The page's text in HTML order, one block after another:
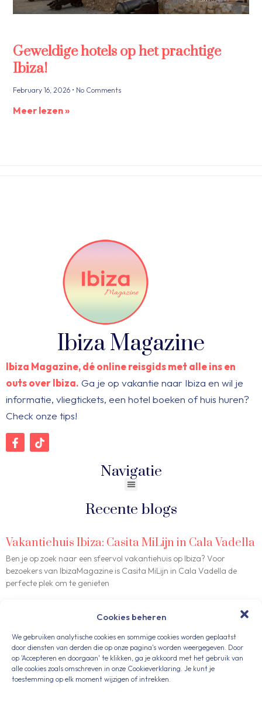
Cookies beheren
We gebruiken analytische cookies en sommige cookies worden geplaatst
door diensten van derden die op onze pagina's worden weergegeven. Door
op 'Accepteren en doorgaan' te klikken, ga je akkoord met het gebruik van
alle cookies zoals omschreven in onze Cookieverklaring. Je kunt je
toestemming op elk moment wijzigen of intrekken.
Geweldige hotels op het prachtige
Ibiza!
February 16, 2026 No Comments
Meer lezen »
Ibiza Magazine
Ibiza Magazine, dé online reisgids met alle ins en
outs over Ibiza. Ga je op vakantie naar Ibiza en wil je
informatie, vliegtickets, een hotel boeken of huis huren?
Check onze tips!
Navigatie
Recente blogs
Vakantiehuis Ibiza: Casita MiLijn in Cala Vadella
Ben je op zoek naar een sfeervol vakantiehuis op Ibiza? Voor
bezoekers van IbizaMagazine is Casita MiLijn in Cala Vadella de
perfecte plek om te genieten
Auto huren op Ibiza: zorgeloos het eiland
ontdekken